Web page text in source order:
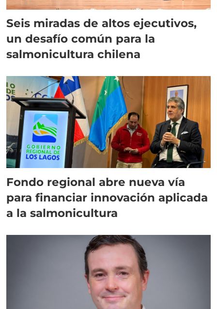
Seis miradas de altos ejecutivos,
un desafío común para la
salmonicultura chilena
Fondo regional abre nueva vía
para financiar innovación aplicada
a la salmonicultura